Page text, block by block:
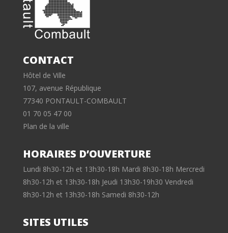
CONTACT
Hôtel de Ville
107, avenue République
77340 PONTAULT-COMBAULT
01 70 05 47 00
Plan de la ville
HORAIRES D’OUVERTURE
Lundi 8h30-12h et 13h30-18h Mardi 8h30-18h Mercredi
8h30-12h et 13h30-18h Jeudi 13h30-19h30 Vendredi
8h30-12h et 13h30-18h Samedi 8h30-12h
SITES UTILES